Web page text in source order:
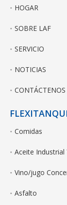
HOGAR
SOBRE LAF
SERVICIO
NOTICIAS
CONTÁCTENOS
Comidas
Aceite
Vino/jugo
Asfalto